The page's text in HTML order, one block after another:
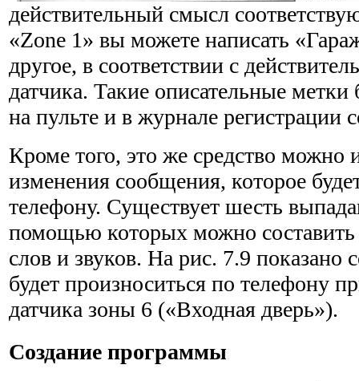
действительный смысл
«Zone 1» вы можете написать
другое, в соответствии с
датчика. Такие описательные метки
на пульте и в журнале регистрации
Кроме того, это же средство можно
изменения сообщения, которое
телефону. Существует шесть
помощью которых можно
слов и звуков. На рис. 7.9 показано
будет произноситься по телефону
датчика зоны 6 («Входная дверь»).
Создание программы